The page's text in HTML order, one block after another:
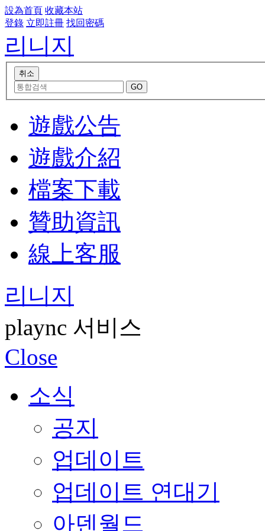
設為首頁 收藏本站
登錄 立即註冊 找回密碼
리니지
遊戲公告
遊戲介紹
檔案下載
贊助資訊
線上客服
리니지
plaync 서비스
Close
소식
공지
업데이트
업데이트 연대기
아덴월드